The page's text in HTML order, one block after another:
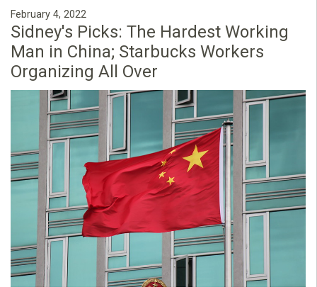
February 4, 2022
Sidney's Picks: The Hardest Working
Man in China; Starbucks Workers
Organizing All Over